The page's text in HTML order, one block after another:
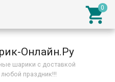

Онлайн.Ру
шарики с доставкой
любой праздник!!!